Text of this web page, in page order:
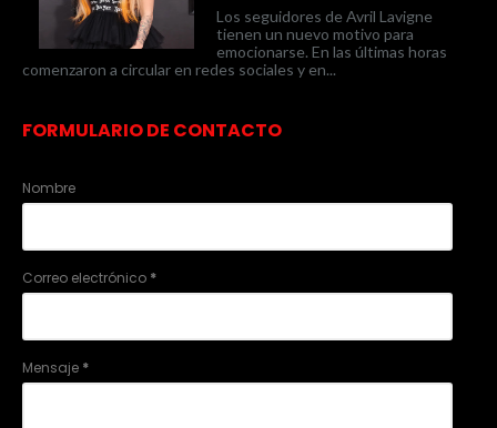
Los seguidores de Avril Lavigne
tienen un nuevo motivo para
emocionarse. En las últimas horas
comenzaron a circular en redes sociales y en...
FORMULARIO DE CONTACTO
Nombre
Correo electrónico *
Mensaje *